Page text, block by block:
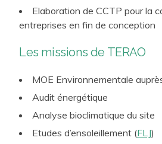
Elaboration de CCTP pour la
entreprises en fin de conception
Les missions de TERAO
MOE Environnementale
Audit énergétique
Analyse bioclimatique du site
Etudes d’ensoleillement (FLJ)